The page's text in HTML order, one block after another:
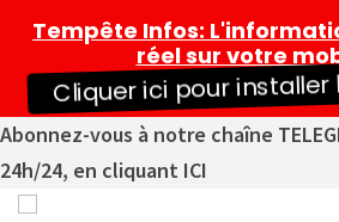
Abonnez-vous à notre chaîne
24h/24, en cliquant ICI
Tempête Infos:
réel sur votre
Cliquer ici pour installer